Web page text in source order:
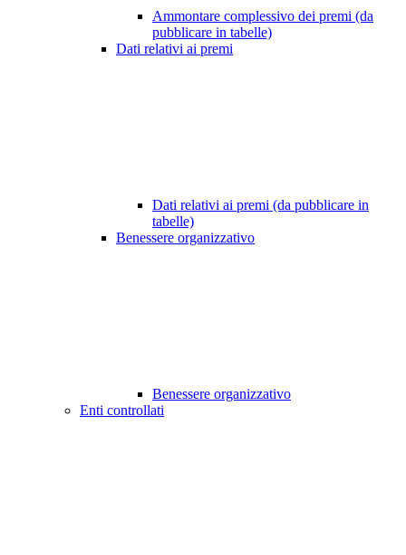
Ammontare complessivo dei premi (da
pubblicare in tabelle)
Dati relativi ai premi
Dati relativi ai premi (da pubblicare in
tabelle)
Benessere organizzativo
Benessere organizzativo
Enti controllati